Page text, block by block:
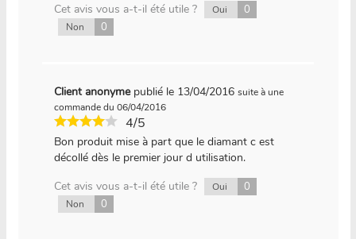
Cet avis vous a-t-il été utile ?
Oui 0
Non 0
Client anonyme publié le 13/04/2016 suite à une
commande du 06/04/2016
4/5
Bon produit mise à part que le diamant c est
décollé dès le premier jour d utilisation.
Cet avis vous a-t-il été utile ?
Oui 0
Non 0